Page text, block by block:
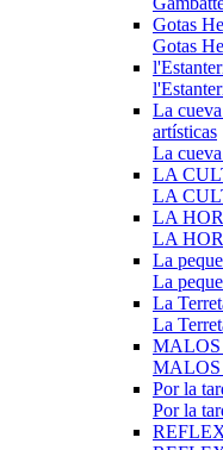
Gotas
Gotas
La
artísticas
La
LA
LA
LA
LA
La
La
La
La
Por la
Por la